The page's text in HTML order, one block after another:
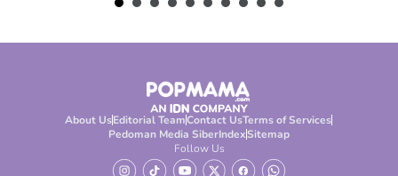
About UsEditorial TeamContact UsTerms of Services
Pedoman Media SiberIndexSitemap
Follow Us